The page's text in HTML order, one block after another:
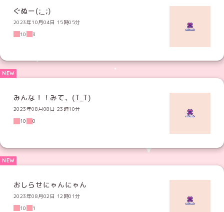
ぐぬー(;_;)
2023年10月04日 15時05分
10
3
みんな！！みて、(T_T)
2023年08月08日 23時10分
10
0
おしらせにゃんにゃん
2023年08月02日 12時01分
10
1